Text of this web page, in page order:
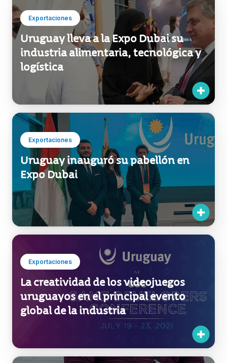
Exportaciones
Uruguay lleva a la Expo Dubai su
industria alimentaria, tecnológica y
logística
Exportaciones
Uruguay inauguró su pabellón en
Expo Dubai
Exportaciones
La creatividad de los videojuegos
uruguayos en el principal evento
global de la industria